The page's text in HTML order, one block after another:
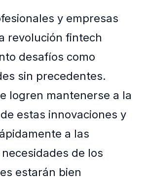
y empresas
revolución fintech
desafíos como
sin precedentes.
logren mantenerse a la
estas innovaciones y
a las
de los
estarán bien